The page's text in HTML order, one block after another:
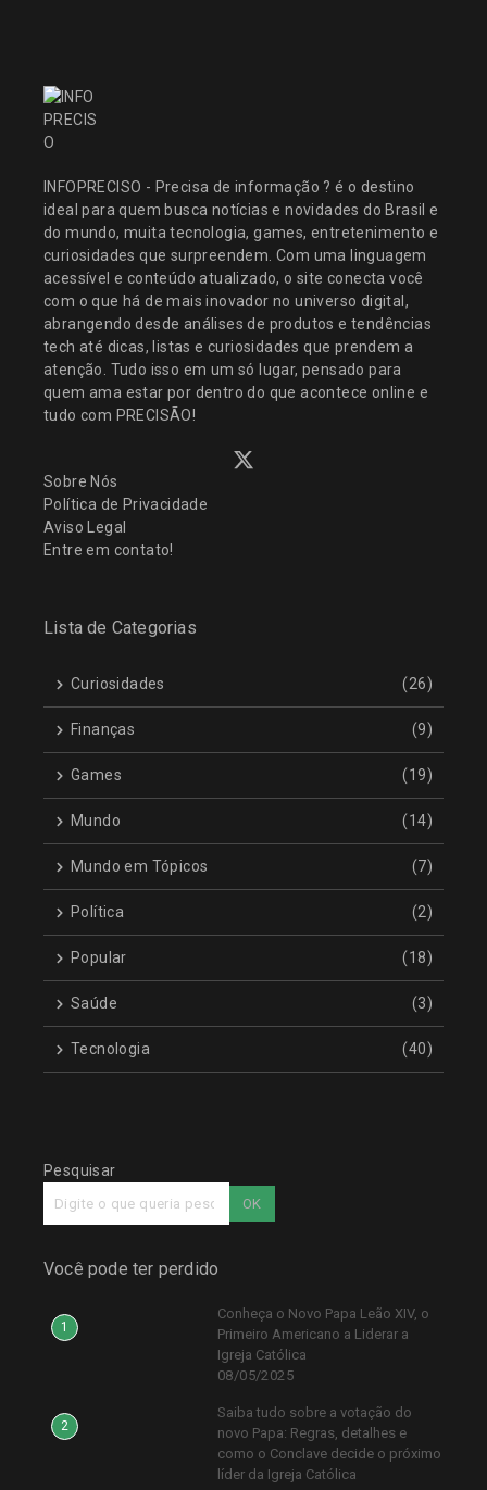
INFOPRECISO - Precisa de informação ? é o destino
ideal para quem busca notícias e novidades do Brasil e
do mundo, muita tecnologia, games, entretenimento e
curiosidades que surpreendem. Com uma linguagem
acessível e conteúdo atualizado, o site conecta você
com o que há de mais inovador no universo digital,
abrangendo desde análises de produtos e tendências
tech até dicas, listas e curiosidades que prendem a
atenção. Tudo isso em um só lugar, pensado para
quem ama estar por dentro do que acontece online e
tudo com PRECISÃO!
Sobre Nós
Política de Privacidade
Aviso Legal
Entre em contato!
Lista de Categorias
Curiosidades (26)
Finanças (9)
Games (19)
Mundo (14)
Mundo em Tópicos (7)
Política (2)
Popular (18)
Saúde (3)
Tecnologia (40)
Pesquisar
OK
Você pode ter perdido
1
Conheça o Novo Papa Leão XIV, o
Primeiro Americano a Liderar a
Igreja Católica
08/05/2025
2
Saiba tudo sobre a votação do
novo Papa: Regras, detalhes e
como o Conclave decide o próximo
líder da Igreja Católica